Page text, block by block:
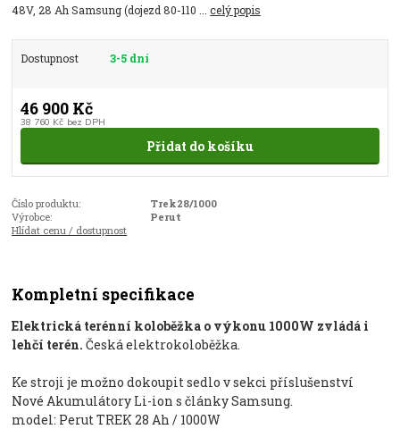
48V, 28 Ah Samsung (dojezd 80-110 ...celý popis
Dostupnost 3-5 dní
46 900 Kč
38 760 Kč bez DPH
Přidat do košíku
Číslo produktu:
Trek28/1000
Výrobce:
Perut
Hlídat cenu / dostupnost
Kompletní specifikace
Elektrická terénní koloběžka o výkonu 1000W zvládá i
lehčí terén.Česká elektrokoloběžka.
Ke stroji je možno dokoupit sedlo v sekci příslušenství
Nové Akumulátory Li-ion s články Samsung.
model: Perut TREK 28 Ah / 1000W